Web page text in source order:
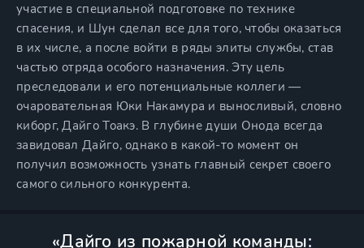
участие в специальной подготовке по технике
спасения, и Шун сделал все для того, чтобы оказаться
в их числе, а после войти в ряды элиты службы, став
частью отряда особого назначения. Эту цель
преследовали и его потенциальные коллеги —
очаровательная Юки Накамура и выносливый, словно
киборг, Дайго Тоакэ. В глубине души Онода всегда
завидовал Дайго, однако в какой-то момент он
получил возможность узнать главный секрет своего
самого сильного конкурента.
«Дайго из пожарной команды: